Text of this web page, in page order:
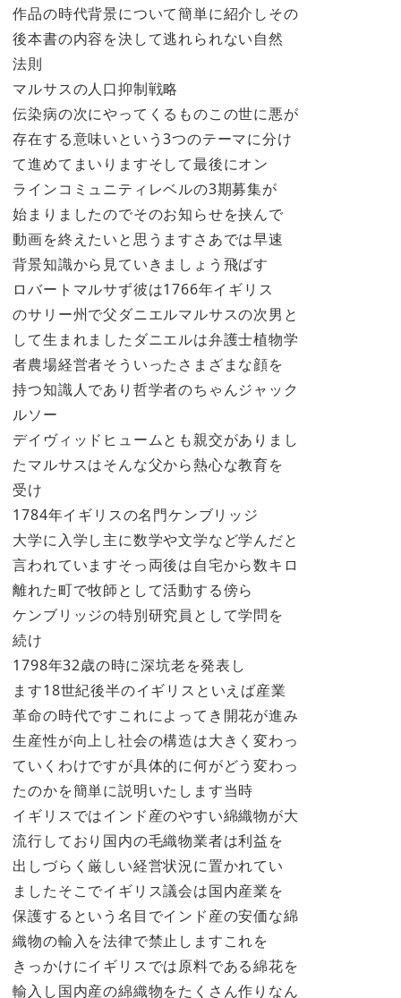
作品の時代背景について簡単に紹介しその
後本書の内容を決して逃れられない自然
法則
マルサスの人口抑制戦略
伝染病の次にやってくるものこの世に悪が
存在する意味いという3つのテーマに分け
て進めてまいりますそして最後にオン
ラインコミュニティレベルの3期募集が
始まりましたのでそのお知らせを挟んで
動画を終えたいと思うますさあでは早速
背景知識から見ていきましょう飛ばす
ロバートマルサず彼は1766年イギリス
のサリー州で父ダニエルマルサスの次男と
して生まれましたダニエルは弁護士植物学
者農場経営者そういったさまざまな顔を
持つ知識人であり哲学者のちゃんジャック
ルソー
デイヴィッドヒュームとも親交がありまし
たマルサスはそんな父から熱心な教育を
受け
1784年イギリスの名門ケンブリッジ
大学に入学し主に数学や文学など学んだと
言われていますそっ両後は自宅から数キロ
離れた町で牧師として活動する傍ら
ケンブリッジの特別研究員として学問を
続け
1798年32歳の時に深坑老を発表し
ます18世紀後半のイギリスといえば産業
革命の時代ですこれによってき開花が進み
生産性が向上し社会の構造は大きく変わっ
ていくわけですが具体的に何がどう変わっ
たのかを簡単に説明いたします当時
イギリスではインド産のやすい綿織物が大
流行しており国内の毛織物業者は利益を
出しづらく厳しい経営状況に置かれてい
ましたそこでイギリス議会は国内産業を
保護するという名目でインド産の安価な綿
織物の輸入を法律で禁止しますこれを
きっかけにイギリスでは原料である綿花を
輸入し国内産の綿織物をたくさん作りなん